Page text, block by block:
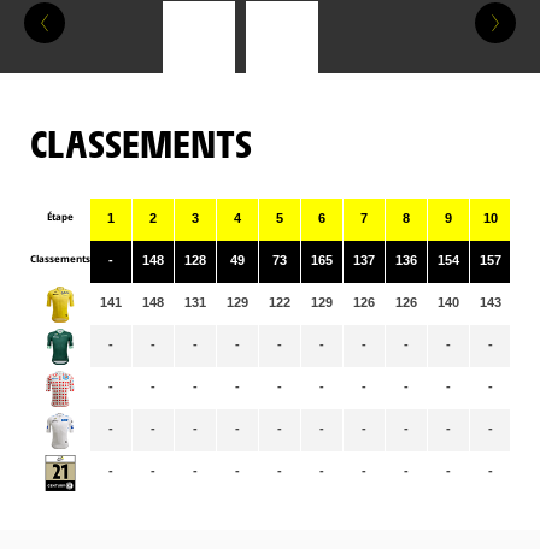
CLASSEMENTS
Étape
Classements
1
-
141
-
-
-
-
2
148
148
-
-
-
-
3
128
131
-
-
-
-
4
49
129
-
-
-
-
5
73
122
-
-
-
-
6
165
129
-
-
-
-
7
137
126
-
-
-
-
8
136
126
-
-
-
-
9
154
140
-
-
-
-
10
157
143
-
-
-
-